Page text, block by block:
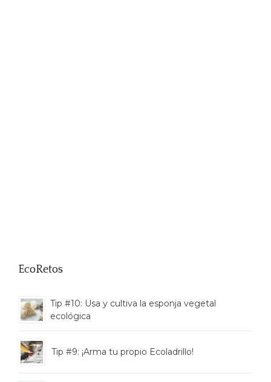
EcoRetos
Tip #10: Usa y cultiva la esponja vegetal
ecológica
Tip #9: ¡Arma tu propio Ecoladrillo!